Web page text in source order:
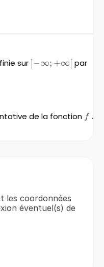
sur
\left]-
]−∞; +∞[par
de la fonction ff .
les coordonnées
éventuel(s) de